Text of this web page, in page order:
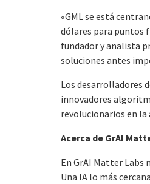
«GML se está
dólares para puntos
fundador y analista
soluciones antes
Los desarrolladores
innovadores
revolucionarios en
Acerca de GrAI
En GrAI Matter Labs
Una IA lo más